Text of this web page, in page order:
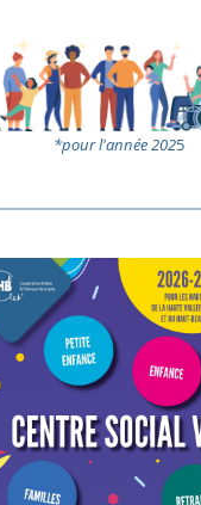
*pour l'année 2025